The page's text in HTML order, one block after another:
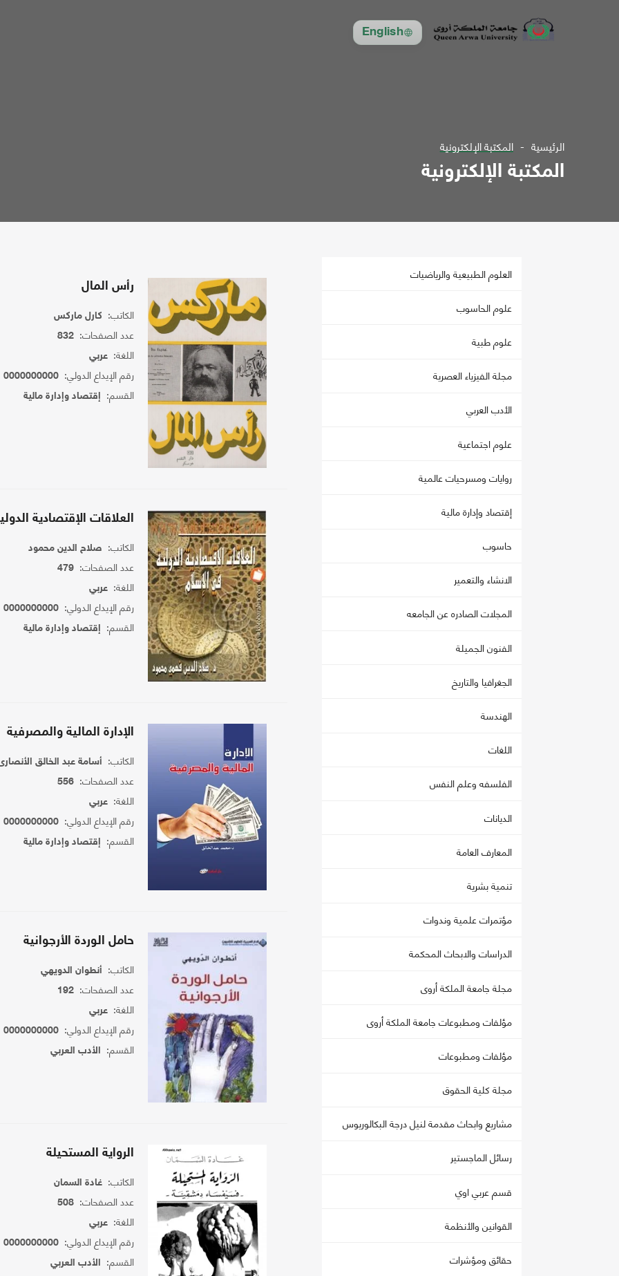
English
الرئيسية المكتبة الإلكترونية
المكتبة الإلكترونية
العلوم الطبيعية والرياضيات
علوم الحاسوب
علوم طبية
مجلة الفيزياء العصرية
الأدب العربي
علوم اجتماعية
روايات ومسرحيات عالمية
إقتصاد وإدارة مالية
حاسوب
الانشاء والتعمير
المجلات الصادره عن الجامعه
الفنون الجميلة
الجغرافيا والتاريخ
الهندسة
اللغات
الفلسفه وعلم النفس
الديانات
المعارف العامة
تنمية بشرية
مؤتمرات علمية وندوات
الدراسات والابحاث المحكمة
مجلة جامعة الملكة أروى
مؤلفات ومطبوعات جامعة الملكة أروى
مؤلفات ومطبوعات
مجلة كلية الحقوق
مشاريع وابحاث مقدمة لنيل درجة البكالوريوس
رسائل الماجستير
قسم عربي اوي
القوانين والأنظمة
حقائق ومؤشرات
رأس المال
الكاتب: كارل ماركس
عدد الصفحات:832
اللغة:عربي
رقم الإيداع الدولي:0000000000
القسم: إقتصاد وإدارة مالية
العلاقات الإقتصادية
الكاتب: صلاح الدين محمود
عدد الصفحات:479
اللغة:عربي
رقم الإيداع الدولي:0000000000
القسم: إقتصاد وإدارة مالية
الإدارة المالية والمصرفية
الكاتب: أسامة عبد الخالق
عدد الصفحات:556
اللغة:عربي
رقم الإيداع الدولي:0000000000
القسم: إقتصاد وإدارة مالية
حامل الوردة الأرجوانية
الكاتب: أنطوان الدويهي
عدد الصفحات:192
اللغة:عربي
رقم الإيداع الدولي:0000000000
القسم: الأدب العربي
الرواية المستحيلة
الكاتب:غادة السمان
عدد الصفحات:508
اللغة:عربي
رقم الإيداع الدولي:0000000000
القسم: الأدب العربي